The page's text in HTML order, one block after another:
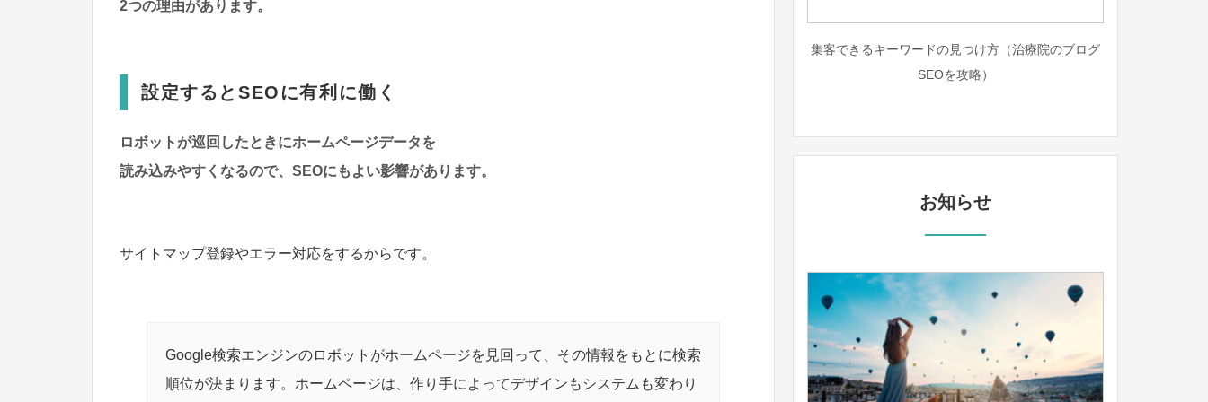
2つの理由があります。
設定するとSEOに有利に働く
ロボットが巡回したときにホームページデータを
読み込みやすくなるので、SEOにもよい影響があります。
サイトマップ登録やエラー対応をするからです。
Google検索エンジンのロボットがホームページを見回って、その情報をもとに検索
順位が決まります。ホームページは、作り手によってデザインもシステムも変わり
集客できるキーワードの見つけ方（治療院のブログ
SEOを攻略）
お知らせ